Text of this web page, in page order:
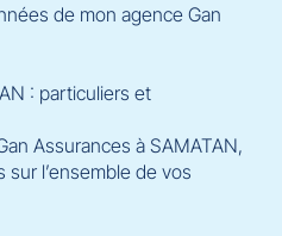
de mon agence Gan
: particuliers et
Assurances à SAMATAN,
l’ensemble de vos